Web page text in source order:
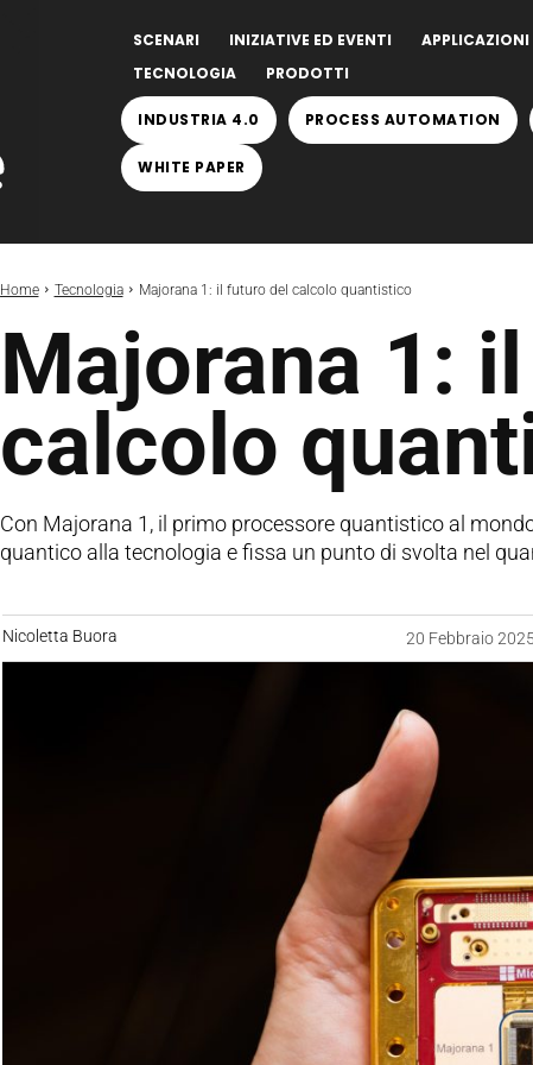
SCENARI INIZIATIVE ED EVENTI APPLICAZIONI
TECNOLOGIA
PRODOTTI
INDUSTRIA 4.0 PROCESS AUTOMATION
WHITE PAPER
Home Tecnologia Majorana 1: il futuro del calcolo quantistico
Majorana 1:
calcolo
Con Majorana 1, il primo processore quantistico al
quantico alla tecnologia e fissa un punto di svolta nel
Nicoletta Buora 20 Febbraio 2025